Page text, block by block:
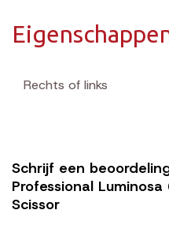
Rechts of links
Schrijf een
Professional
Scissor